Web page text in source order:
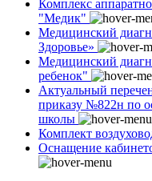
Комплекс
"Медик"
Медицинский
Здоровье»
Медицинский
ребенок"
Актуальный
приказу №822н по
школы
Комплект
Оснащение